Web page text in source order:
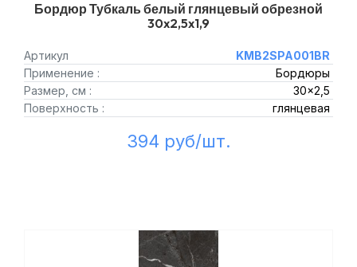
Бордюр Тубкаль белый глянцевый обрезной
30x2,5x1,9
Артикул
KMB2SPA001BR
Применение :
Бордюры
Размер, см :
30x2,5
Поверхность :
глянцевая
394 руб/шт.